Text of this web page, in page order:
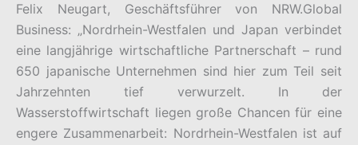
Felix Neugart, Geschäftsführer von NRW.Global
Business: „Nordrhein-Westfalen und Japan verbindet
eine langjährige wirtschaftliche Partnerschaft – rund
650 japanische Unternehmen sind hier zum Teil seit
Jahrzehnten tief verwurzelt. In der
Wasserstoffwirtschaft liegen große Chancen für eine
engere Zusammenarbeit: Nordrhein-Westfalen ist auf